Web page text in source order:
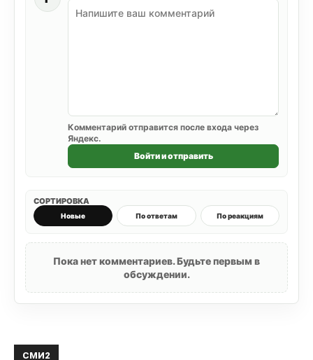
Комментарий отправится после входа через
Яндекс.
Войти и отправить
СОРТИРОВКА
Новые По ответам По реакциям
Пока нет комментариев. Будьте первым в
обсуждении.
СМИ2